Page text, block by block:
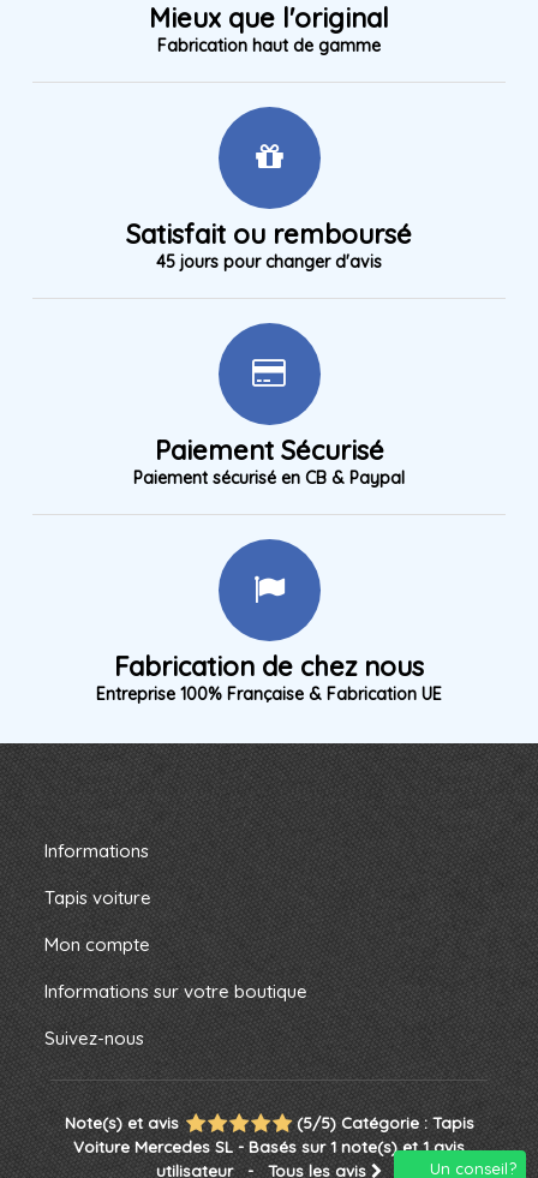
Mieux que l'original
Fabrication haut de gamme
Satisfait ou remboursé
45 jours pour changer d'avis
Paiement Sécurisé
Paiement sécurisé en CB & Paypal
Fabrication de chez nous
Entreprise 100% Française & Fabrication UE
Informations
Tapis voiture
Mon compte
Informations sur votre boutique
Suivez-nous
Note(s) et avis (5/5)Catégorie : Tapis
Voiture Mercedes SL- Basés sur1note(s) et1avis
utilisateur- Tous les avis Un conseil?